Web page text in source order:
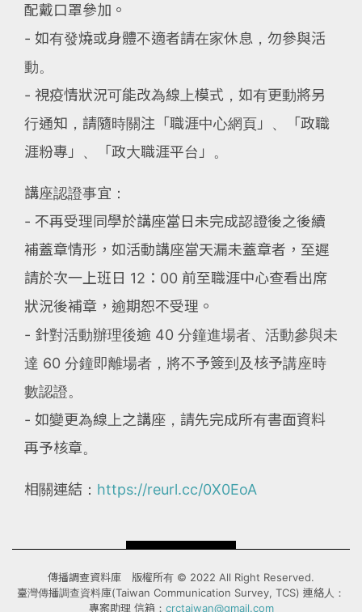
配戴口罩參加。
- 如有發燒或身體不適者請在家休息，勿參與活
動。
- 視疫情狀況可能改為線上模式，如有更動將另
行通知，請隨時關注「職涯中心網頁」、「政職
涯粉專」、「政大職涯平台」。
講座認證事宜：
- 不再受理同學於講座當日未完成認證後之後續
補蓋章情形，如活動講座當天漏未蓋章者，至遲
請於次一上班日 12：00 前至職涯中心查看出席
狀況後補章，逾期恕不受理。
- 針對活動辦理後逾 40 分鐘進場者、活動參與未
達 60 分鐘即離場者，將不予簽到及核予講座時
數認證。
- 如變更為線上之講座，請先完成所有書面資料
再予核章。
相關連結： https://reurl.cc/0X0EoA
傳播調查資料庫 版權所有 © 2022 All Right Reserved.
臺灣傳播調查資料庫(Taiwan Communication Survey, TCS) 連絡人：
專案助理 信箱： crctaiwan@gmail.com